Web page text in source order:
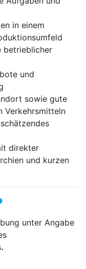
in einem
betrieblicher
und
sowie gute
Verkehrsmitteln
direkter
und kurzen
unter Angabe